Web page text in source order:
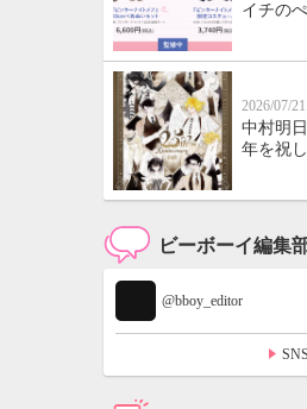
イチの
2026/07/21
中村明
年を祝
ビーボーイ編集
@bboy_editor